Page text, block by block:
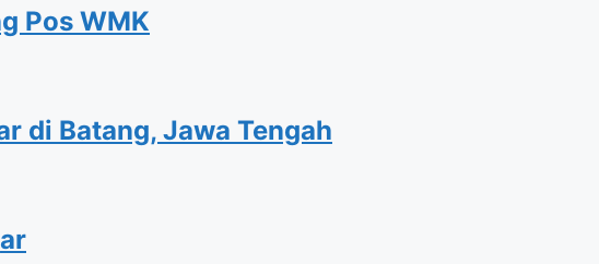
Pos WMK
di Batang, Jawa Tengah